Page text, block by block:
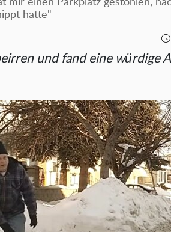
mir einen Parkplatz gestohlen,
hatte"
und fand eine würdige